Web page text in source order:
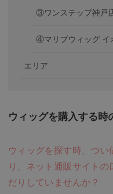
③ワンステップ神戸
④マリブウィッグ イ
エリア
ウィッグを購入する時
ウィッグを探す時、つ
り、ネット通販サイト
だりしていませんか？